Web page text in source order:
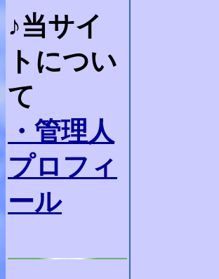
♪当サイ
トについ
て
・管理人
プロフィ
ール